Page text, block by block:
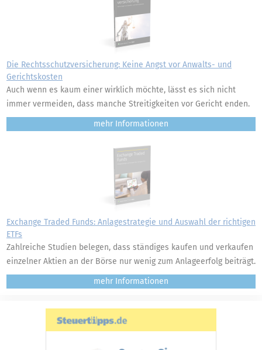
Die Rechtsschutzversicherung: Keine Angst vor Anwalts- und
Gerichtskosten
Auch wenn es kaum einer wirklich möchte, lässt es sich nicht
immer vermeiden, dass manche Streitigkeiten vor Gericht enden.
mehr
Exchange Traded Funds: Anlagestrategie und Auswahl der richtigen
ETFs
Zahlreiche Studien belegen, dass ständiges kaufen und verkaufen
einzelner Aktien an der Börse nur wenig zum Anlageerfolg beiträgt.
mehr